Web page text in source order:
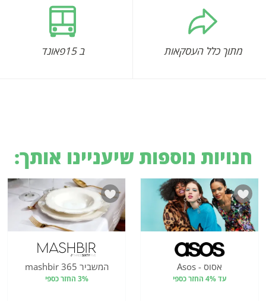
מתוך כלל העסקאות ב 15פאונד
חנויות נוספות שיעניינו אותך:
אסוס - Asos
עד 4% החזר כספי
המשביר 365 mashbir
3% החזר כספי